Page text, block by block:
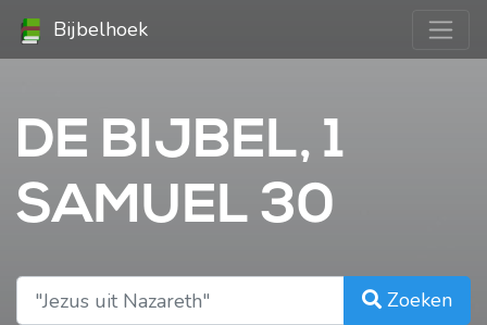
Bijbelhoek
DE BIJBEL, 1
SAMUEL 30
Zoeken